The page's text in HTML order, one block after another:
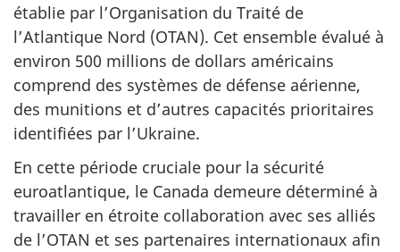
établie par l’Organisation du Traité de
l’Atlantique Nord (OTAN). Cet ensemble évalué à
environ 500 millions de dollars américains
comprend des systèmes de défense aérienne,
des munitions et d’autres capacités prioritaires
identifiées par l’Ukraine.
En cette période cruciale pour la sécurité
euroatlantique, le Canada demeure déterminé à
travailler en étroite collaboration avec ses alliés
de l’OTAN et ses partenaires internationaux afin